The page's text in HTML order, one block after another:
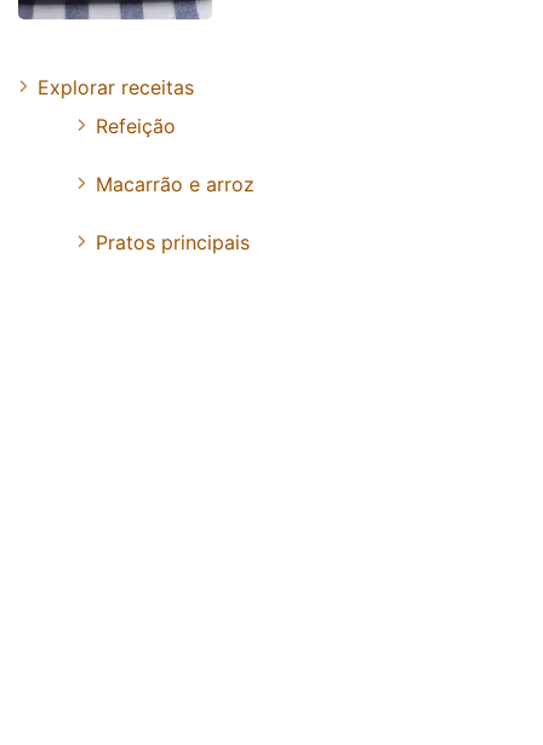
Explorar receitas
Refeição
Macarrão e arroz
Pratos principais